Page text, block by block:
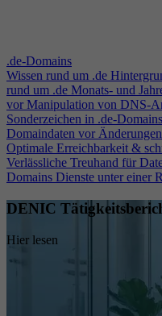
.de-Domains
Wissen rund um .de
rund um .de Monats- und
vor Manipulation von DNS-
Sonderzeichen in .de-Domains
Domaindaten vor Änderungen
Optimale Erreichbarkeit &
Verlässliche Treuhand für
Domains Dienste unter einer
DENIC
Hier lesen